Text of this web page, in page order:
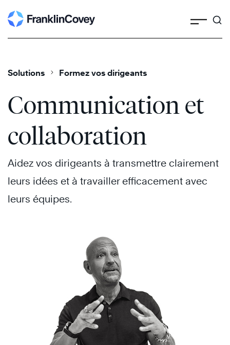
Skip
to
Solutions Formez vos dirigeants
Communication et
collaboration
Aidez vos dirigeants à transmettre clairement
leurs idées et à travailler efficacement avec
leurs équipes.